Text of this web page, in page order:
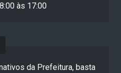
às 17:00
da Prefeitura, basta